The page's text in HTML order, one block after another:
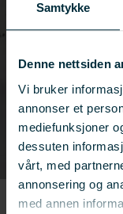
Samtykke
Denne nettsiden
Vi bruker
annonser et
mediefunksjoner
dessuten
vårt, med
annonsering og
med annen